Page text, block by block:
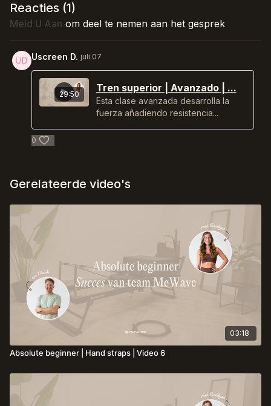
Reacties (1)
Meld U Aan om deel te nemen aan het gesprek
Uscreen D. juli 07
29:50 Tren superior | Avanzado | ...
Esta clase avanzada desarrolla la
fuerza añadiendo resistencia...
0
Gerelateerde video's
03:18
Absolute beginner | Hand straps | Video 6